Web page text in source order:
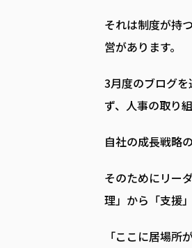
それは制度が持
営があります。
3月度のブログ
ず、人事の取り
自社の成長戦略
そのためにリー
理」から「支援
「ここに居場